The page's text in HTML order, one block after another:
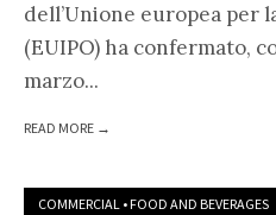
dell’Unione europea
(EUIPO) ha confermato,
marzo...
READ MORE →
COMMERCIAL •FOOD AND BEVERAGES